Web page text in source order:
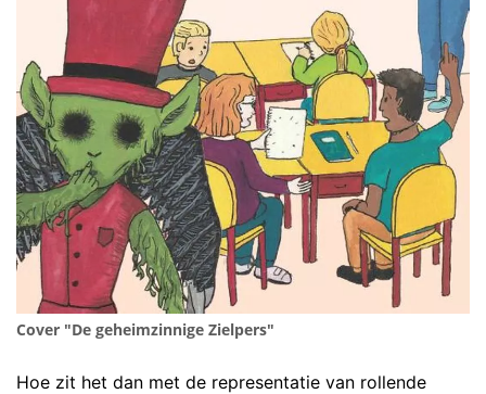
Cover "De geheimzinnige Zielpers"
Hoe zit het dan met de representatie van rollende